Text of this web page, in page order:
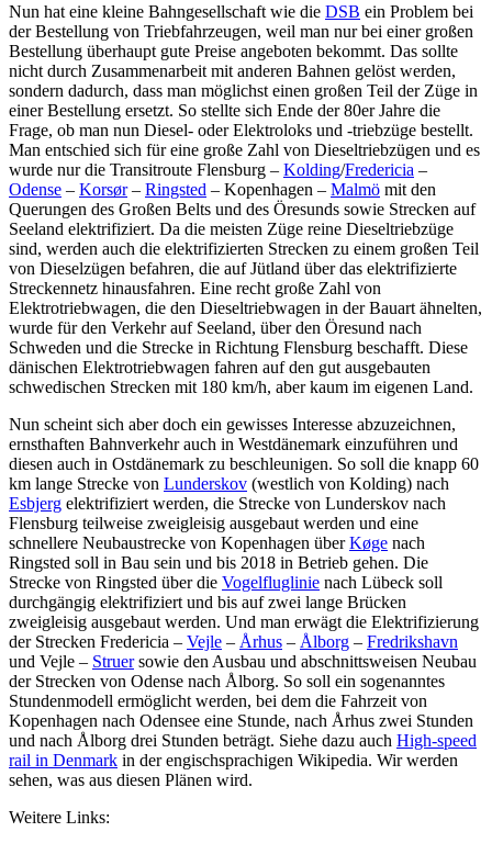
Nun hat eine kleine Bahngesellschaft wie die DSB ein Problem bei
der Bestellung von Triebfahrzeugen, weil man nur bei einer großen
Bestellung überhaupt gute Preise angeboten bekommt. Das sollte
nicht durch Zusammenarbeit mit anderen Bahnen gelöst werden,
sondern dadurch, dass man möglichst einen großen Teil der Züge in
einer Bestellung ersetzt. So stellte sich Ende der 80er Jahre die
Frage, ob man nun Diesel- oder Elektroloks und -triebzüge bestellt.
Man entschied sich für eine große Zahl von Dieseltriebzügen und es
wurde nur die Transitroute Flensburg – Kolding/Fredericia –
Odense – Korsør– Ringsted – Kopenhagen – Malmö mit den
Querungen des Großen Belts und des Öresunds sowie Strecken auf
Seeland elektrifiziert. Da die meisten Züge reine Dieseltriebzüge
sind, werden auch die elektrifizierten Strecken zu einem großen Teil
von Dieselzügen befahren, die auf Jütland über das elektrifizierte
Streckennetz hinausfahren. Eine recht große Zahl von
Elektrotriebwagen, die den Dieseltriebwagen in der Bauart ähnelten,
wurde für den Verkehr auf Seeland, über den Öresund nach
Schweden und die Strecke in Richtung Flensburg beschafft. Diese
dänischen Elektrotriebwagen fahren auf den gut ausgebauten
schwedischen Strecken mit 180 km/h, aber kaum im eigenen Land.
Nun scheint sich aber doch ein gewisses Interesse abzuzeichnen,
ernsthaften Bahnverkehr auch in Westdänemark einzuführen und
diesen auch in Ostdänemark zu beschleunigen. So soll die knapp 60
km lange Strecke von Lunderskov (westlich von Kolding) nach
Esbjerg elektrifiziert werden, die Strecke von Lunderskov nach
Flensburg teilweise zweigleisig ausgebaut werden und eine
schnellere Neubaustrecke von Kopenhagen überKøge nach
Ringsted soll in Bau sein und bis 2018 in Betrieb gehen. Die
Strecke von Ringsted über die Vogelfluglinie nach Lübeck soll
durchgängig elektrifiziert und bis auf zwei lange Brücken
zweigleisig ausgebaut werden. Und man erwägt die Elektrifizierung
der Strecken Fredericia – Vejle – Århus – Ålborg – Fredrikshavn
und Vejle – Struersowie den Ausbau und abschnittsweisen Neubau
der Strecken von Odense nach Ålborg. So soll ein sogenanntes
Stundenmodell ermöglicht werden, bei dem die Fahrzeit von
Kopenhagen nach Odensee eine Stunde, nach Århus zwei Stunden
und nach Ålborg drei Stunden beträgt. Siehe dazu auch High-speed
rail in Denmark in der engischsprachigen Wikipedia. Wir werden
sehen, was aus diesen Plänen wird.
Weitere Links: